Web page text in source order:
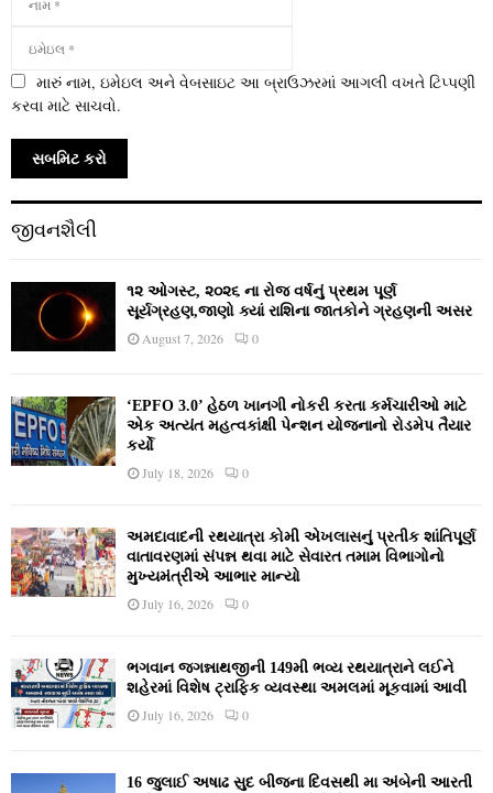
મારું નામ, ઇમેઇલ અને વેબસાઇટ આ બ્રાઉઝરમાં આગલી વખતે ટિપ્પણી
કરવા માટે સાચવો.
જીવનશૈલી
૧૨ ઓગસ્ટ, ૨૦૨૬ ના રોજ વર્ષનું પ્રથમ પૂર્ણ
સૂર્યગ્રહણ,જાણો ક્યાં રાશિના જાતકોને ગ્રહણની અસર
August 7, 2026 0
‘EPFO 3.0’ હેઠળ ખાનગી નોકરી કરતા કર્મચારીઓ માટે
એક અત્યંત મહત્વકાંક્ષી પેન્શન યોજનાનો રોડમેપ તૈયાર
કર્યો
July 18, 2026 0
અમદાવાદની રથયાત્રા કોમી એખલાસનું પ્રતીક શાંતિપૂર્ણ
વાતાવરણમાં સંપન્ન થવા માટે સેવારત તમામ વિભાગોનો
મુખ્યમંત્રીએ આભાર માન્યો
July 16, 2026 0
ભગવાન જગન્નાથજીની 149મી ભવ્ય રથયાત્રાને લઈને
શહેરમાં વિશેષ ટ્રાફિક વ્યવસ્થા અમલમાં મૂકવામાં આવી
July 16, 2026 0
16 જુલાઈ અષાઢ સુદ બીજના દિવસથી મા અંબેની આરતી